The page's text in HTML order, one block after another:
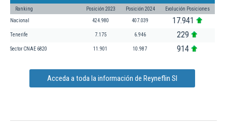
Ranking Posición 2023 Posición 2024 Evolución Posiciones
Nacional 424.980 407.039 17.941
Tenerife 7.175 6.946 229
Sector CNAE 6820 11.901 10.987 914
Acceda a toda la información de Reyneflin Sl